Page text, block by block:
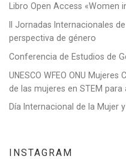
Libro Open Access «Women
II Jornadas Internacionales
perspectiva de género
Conferencia de Estudios de
UNESCO WFEO ONU
de las mujeres en STEM
Día Internacional de la Mujer
INSTAGRAM